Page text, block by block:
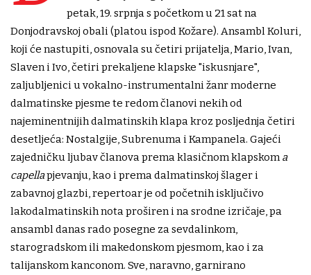
petak, 19. srpnja s početkom u 21 sat na
Donjodravskoj obali (platou ispod Kožare). Ansambl Koluri,
koji će nastupiti, osnovala su četiri prijatelja, Mario, Ivan,
Slaven i Ivo, četiri prekaljene klapske "iskusnjare",
zaljubljenici u vokalno-instrumentalni žanr moderne
dalmatinske pjesme te redom članovi nekih od
najeminentnijih dalmatinskih klapa kroz posljednja četiri
desetljeća: Nostalgije, Subrenuma i Kampanela. Gajeći
zajedničku ljubav članova prema klasičnom klapskoma
capellapjevanju, kao i prema dalmatinskoj šlager i
zabavnoj glazbi, repertoar je od početnih isključivo
lakodalmatinskih nota proširen i na srodne izričaje, pa
ansambl danas rado posegne za sevdalinkom,
starogradskom ili makedonskom pjesmom, kao i za
talijanskom kanconom. Sve, naravno, garnirano